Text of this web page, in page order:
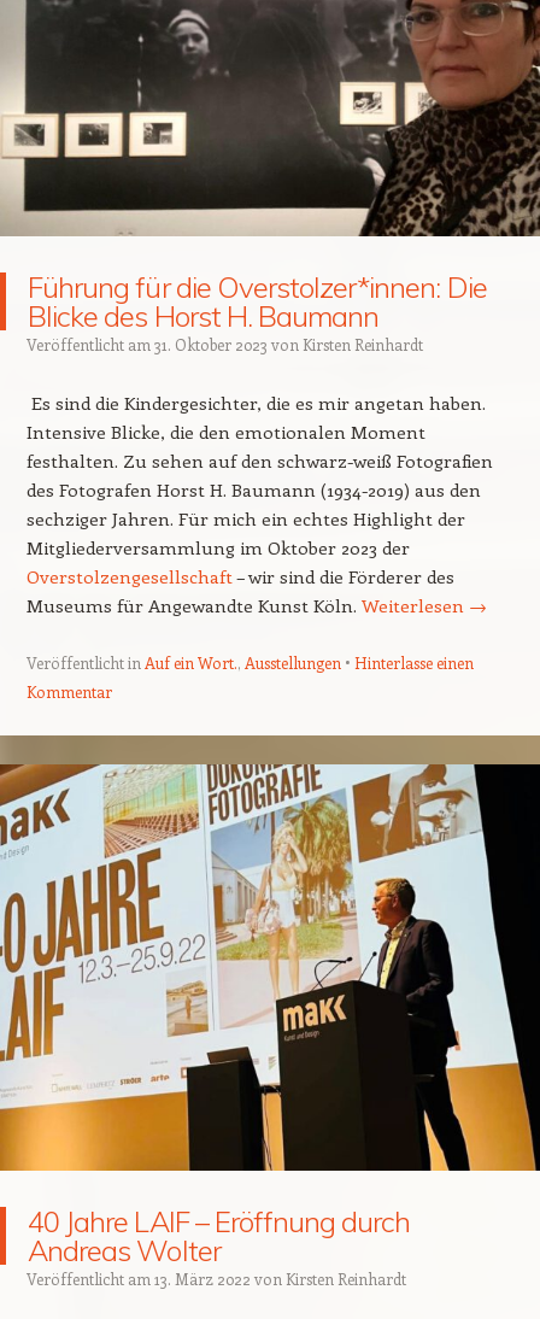
Führung für die Overstolzer*innen: Die
Blicke des Horst H. Baumann
Veröffentlicht am31. Oktober 2023 von Kirsten Reinhardt
Es sind die Kindergesichter, die es mir angetan haben.
Intensive Blicke, die den emotionalen Moment
festhalten. Zu sehen auf den schwarz-weiß Fotografien
des Fotografen Horst H. Baumann (1934-2019) aus den
sechziger Jahren. Für mich ein echtes Highlight der
Mitgliederversammlung im Oktober 2023 der
Overstolzengesellschaft– wir sind die Förderer des
Museums für Angewandte Kunst Köln. Weiterlesen →
Veröffentlicht inAuf ein Wort., Ausstellungen
Hinterlasse einen
Kommentar
40 Jahre LAIF – Eröffnung durch
Andreas Wolter
Veröffentlicht am 13. März 2022 von Kirsten Reinhardt